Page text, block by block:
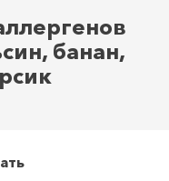
банан,